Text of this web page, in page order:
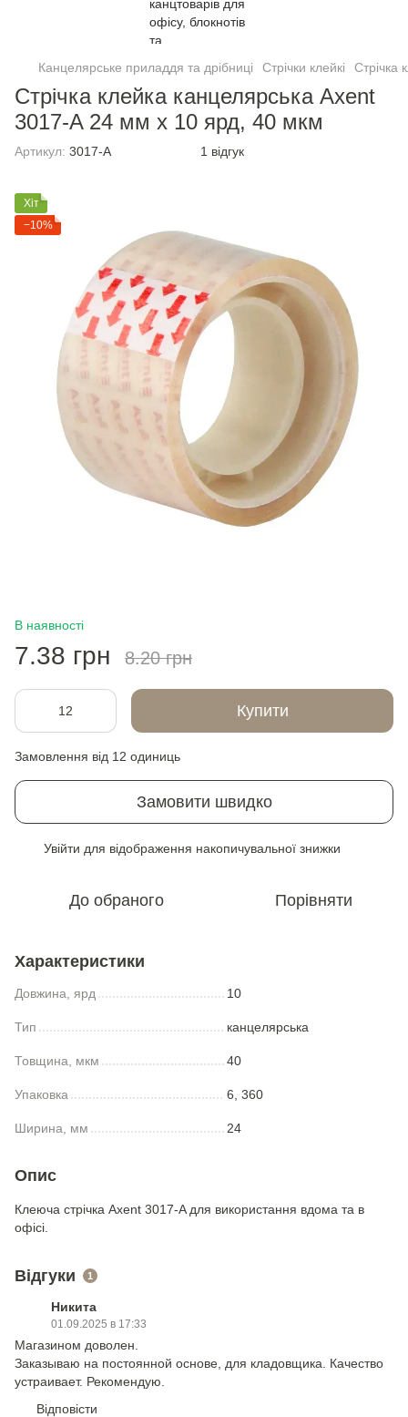
Канцелярське приладдя та дрібниці Стрічки клейкі Стрічка
Стрічка клейка канцелярська Axent
3017-A 24 мм х 10 ярд, 40 мкм
Артикул: 3017-A 1 відгук
Хіт
−10%
В наявності
7.38 грн 8.20 грн
Купити
Замовлення від 12 одиниць
Замовити швидко
Увійти для відображення накопичувальної знижки
До обраного Порівняти
Характеристики
Довжина, ярд 10
Тип канцелярська
Товщина, мкм 40
Упаковка 6, 360
Ширина, мм 24
Опис
Клеюча стрічка Axent 3017-A для використання вдома та в
офісі.
Відгуки 1
Никита
01.09.2025 в 17:33
Магазином доволен.
Заказываю на постоянной основе, для кладовщика. Качество
устраивает. Рекомендую.
Відповісти